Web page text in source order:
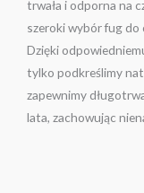
trwała i odporna na
szeroki wybór fug do
Dzięki
tylko podkreślimy
zapewnimy
lata, zachowując